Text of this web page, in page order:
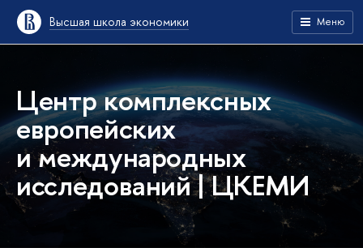
Высшая школа экономики Меню
Центр комплексных
европейских
и международных
исследований | ЦКЕМИ